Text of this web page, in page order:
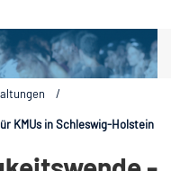
/
KMUs in Schleswig-Holstein